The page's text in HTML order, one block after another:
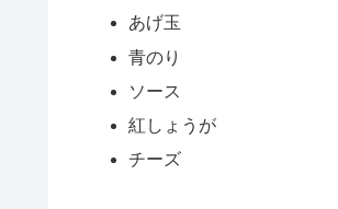
あげ玉
青のり
ソース
紅しょうが
チーズ